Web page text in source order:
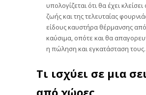
υπολογίζεται ότι θα έχει
ζωής και της τελευταίας
είδους καυστήρα θέρμανσης
καύσιμα, οπότε και θα
η πώληση και εγκατάσταση τους.
Τι ισχύει σε μια
από χώρες